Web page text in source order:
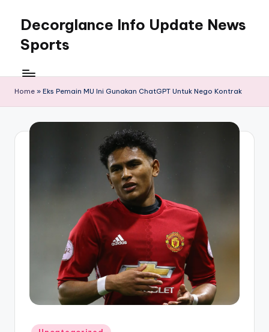
content
Decorglance Info Update News
Sports
adalah
sebuah
portal
olahraga
Home » Eks Pemain MU Ini Gunakan ChatGPT Untuk Nego Kontrak
Posted